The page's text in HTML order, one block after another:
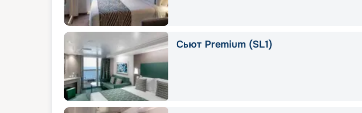
Сьют Premium (SL1)